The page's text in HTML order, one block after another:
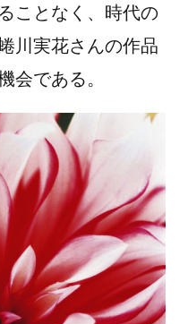
ことなく、時代の
川実花さんの作品
会である。